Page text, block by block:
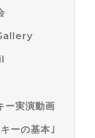
ー実演動画
ーの基本｣